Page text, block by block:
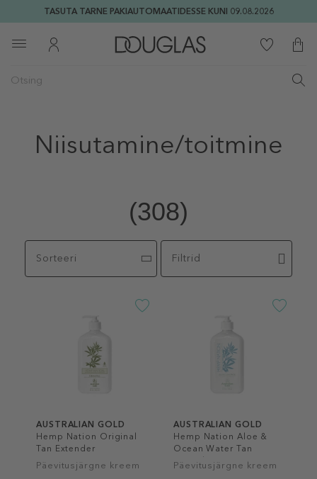
TASUTA TARNE PAKIAUTOMAATIDESSE KUNI 09.08.2026
Niisutamine/toitmine
(308)
Sorteeri Filtrid
AUSTRALIAN GOLD
Hemp Nation Original
Tan Extender
Päevitusjärgne kreem
AUSTRALIAN GOLD
Hemp Nation Aloe &
Ocean Water Tan
Extender
Päevitusjärgne kreem